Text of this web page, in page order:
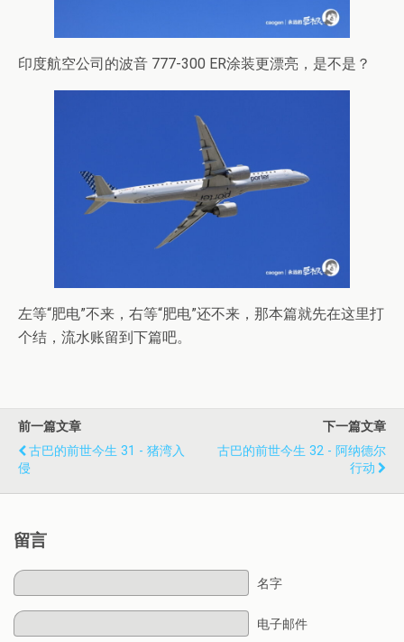
印度航空公司的波音 777-300 ER涂装更漂亮，是不是？
左等“肥电”不来，右等“肥电”还不来，那本篇就先在这里打
个结，流水账留到下篇吧。
前一篇文章
古巴的前世今生 31 - 猪湾入
侵
下一篇文章
古巴的前世今生 32 - 阿纳德尔
行动
留言
名字
电子邮件